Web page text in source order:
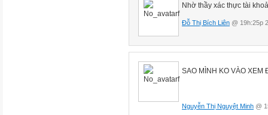
Nhờ thầy xác thực tài
Đỗ Thị Bích Liên @ 19h:25p
SAO MÌNH KO VÀO XEM
Nguyễn Thị Nguyệt Minh @